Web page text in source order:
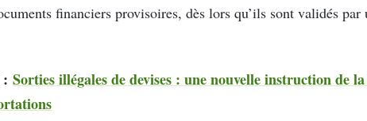
financiers provisoires, dès lors qu’ils sont validés
Sorties illégales de devises : une nouvelle instruction de